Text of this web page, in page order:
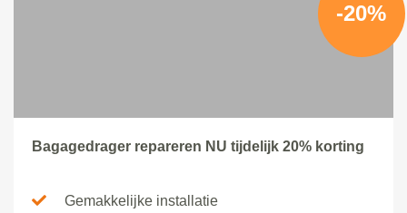
-20%
Bagagedrager repareren NU tijdelijk 20% korting
Gemakkelijke installatie